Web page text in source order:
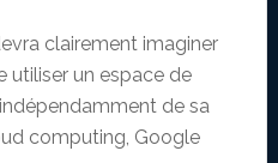
clairement imaginer
utiliser un espace de
de sa
computing, Google